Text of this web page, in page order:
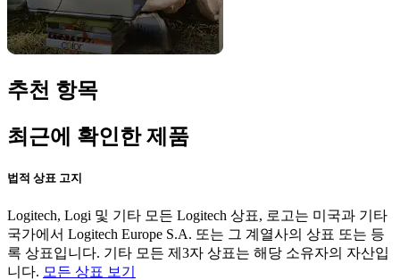
추천 항목
최근에 확인한 제품
법적 상표 고지
Logitech, Logi 및 기타 모든 Logitech 상표, 로고는 미국과 기타
국가에서 Logitech Europe S.A. 또는 그 계열사의 상표 또는 등
록 상표입니다. 기타 모든 제3자 상표는 해당 소유자의 자산입
니다. 모든 상표 보기